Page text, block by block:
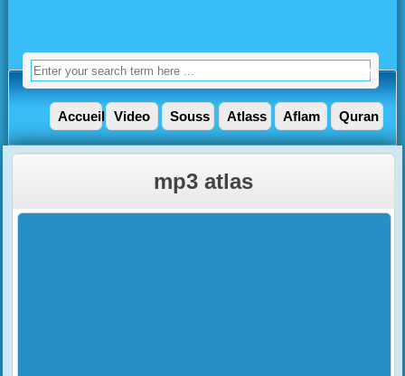
Accueil Video Souss Atlass Aflam Quran
mp3 atlas